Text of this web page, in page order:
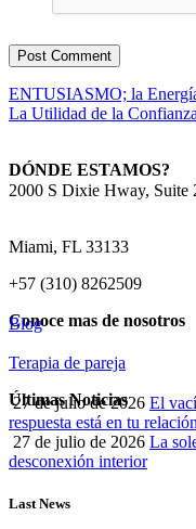
ENTUSIASMO; la
La Utilidad de la
DÓNDE ESTAMOS?
2000 S Dixie Hway, Suite
Miami, FL 33133
+57 (310) 8262509
Conoce mas de nosotros
Blog
Terapia de pareja
Últimas Noticias
27 de julio de 2026 El
respuesta está en tu relación
27 de julio de 2026 La
desconexión interior
Last News